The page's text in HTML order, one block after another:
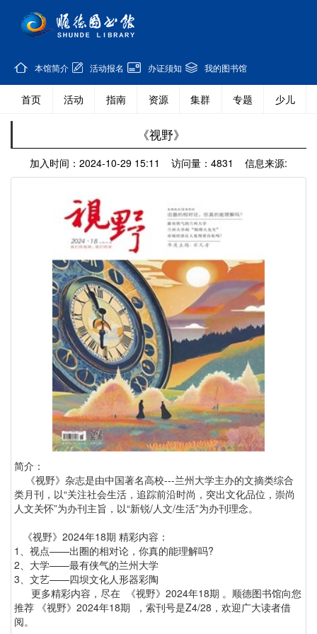
本馆简介 活动报名 办证须知 我的图书馆
首页 活动 指南 资源 集群 专题 少儿
《视野》
加入时间：2024-10-29 15:11 访问量：4831 信息来源:
简介：
《视野》杂志是由中国著名高校---兰州大学主办的文摘类综合
类月刊，以“关注社会生活，追踪前沿时尚，突出文化品位，崇尚
人文关怀”为办刊主旨，以“新锐/人文/生活”为办刊理念。
《视野》2024年18期 精彩内容：
1、视点——出圈的相对论，你真的能理解吗?
2、大学——最有侠气的兰州大学
3、文艺——四坝文化人形器彩陶
更多精彩内容，尽在 《视野》2024年18期 。顺德图书馆向您
推荐 《视野》2024年18期 ，索刊号是Z4/28，欢迎广大读者借
阅。